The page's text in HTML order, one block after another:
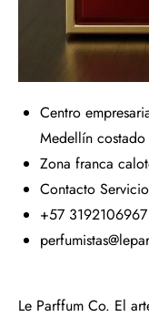
Centro
Medellín costado
Zona franca
Contacto
+57 3192106967
Le Parffum Co. El